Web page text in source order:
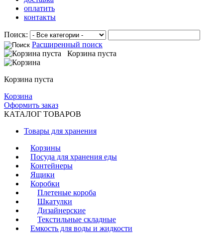
оплатить
контакты
Поиск:
Расширенный поиск
Корзина пуста
Корзина пуста
Корзина
Оформить заказ
КАТАЛОГ ТОВАРОВ
Товары для хранения
Корзины
Посуда для хранения еды
Контейнеры
Ящики
Коробки
Плетеные короба
Шкатулки
Дизайнерские
Текстильные складные
Емкость для воды и жидкости